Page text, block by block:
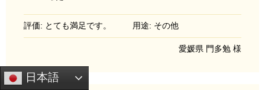
日本語
評価: とても満足です。 用途: その他
愛媛県 門多勉 様